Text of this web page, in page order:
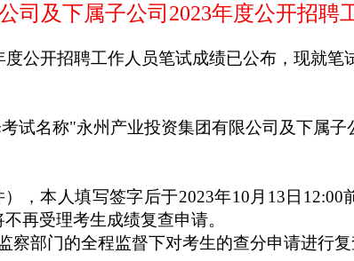
司及下属子公司2023年度公开招聘
公开招聘工作人员笔试成绩已公布，现就笔
试名称"永州产业投资集团有限公司及下属
，本人填写签字后于2023年10 月13日 12:00
再受理考生成绩复查申请。
部门的全程监督下对考生的查分申请进行